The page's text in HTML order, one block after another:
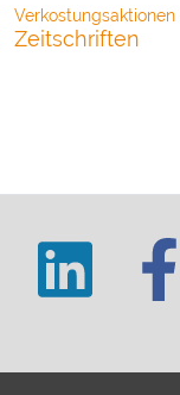
Verkostungsaktionen
Zeitschriften